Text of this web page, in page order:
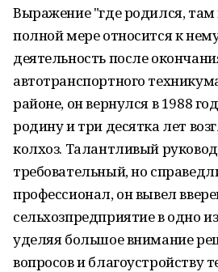
Выражение "где родился, там
полной мере относится к
деятельность после
автотранспортного
районе, он вернулся в 1988
родину и три десятка лет
колхоз. Талантливый
требовательный, но
профессионал, он вывел
сельхозпредприятие в одно
уделяя большое внимание
вопросов и благоустройству